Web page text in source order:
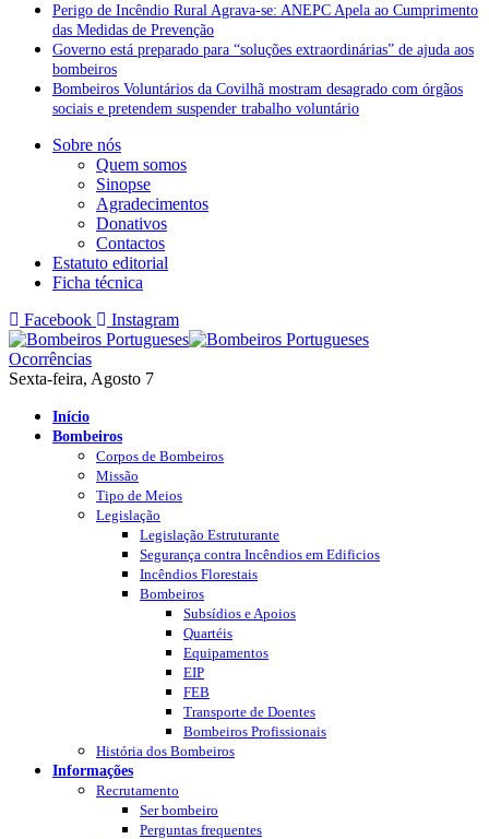
Perigo de Incêndio Rural Agrava-se: ANEPC Apela ao Cumprimento
das Medidas de Prevenção
Governo está preparado para “soluções extraordinárias” de ajuda aos
bombeiros
Bombeiros Voluntários da Covilhã mostram desagrado com órgãos
sociais e pretendem suspender trabalho voluntário
Sobre nós
Quem somos
Sinopse
Agradecimentos
Donativos
Contactos
Estatuto editorial
Ficha técnica
Facebook
Instagram
Ocorrências
Sexta-feira, Agosto 7
Início
Bombeiros
Corpos de Bombeiros
Missão
Tipo de Meios
Legislação
Legislação Estruturante
Segurança contra Incêndios em Edificios
Incêndios Florestais
Bombeiros
Subsídios e Apoios
Quartéis
Equipamentos
EIP
FEB
Transporte de Doentes
Bombeiros Profissionais
História dos Bombeiros
Informações
Recrutamento
Ser bombeiro
Perguntas frequentes